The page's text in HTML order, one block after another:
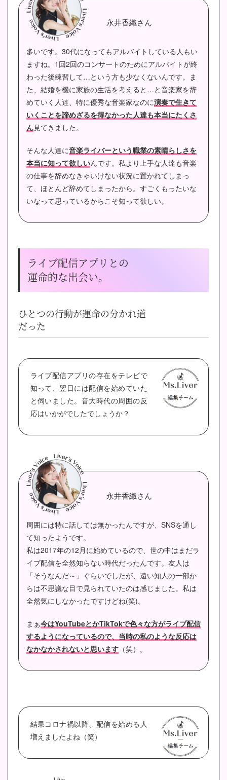
永井香織さん
多いです。30代になってもアルバイトしている人もい
ますね。1回2回のコンサートのためにアルバイトが終
わった後練習して…という方も少なくないんです。ま
た、結婚を機に家族の生活を考えると…と音楽家を辞
めていく人達、特に優秀な音楽家なのに演奏で生きて
いくことを諦めざるを得なかった人達も本当にたくさ
ん見てきました。
そんな人達に音楽ライバーという職業の素晴らしさを
本当に知って欲しいんです。 私より上手な人達も音楽
の仕事を辞めなきゃいけない状況に置かれてしまっ
て、ほとんど辞めてしまったから。すごくもったいな
いなって思っているからこそ知って欲しい。
ライブ配信アプリとの
運命的な出会い。
ひとつの行動が運命の分かれ道
だった
ライブ配信アプリの存在をテレビで
知って、翌日には配信を始めていた
と伺いました。 音大時代の周囲の反
応はいかがでしたでしょうか？
永井香織さん
周囲には特に話しては無かったんですが、SNSを通し
て知ったようです。
私は2017年の12月に始めているので、世の中はまだラ
イブ配信を全然知らない時代だったんです。友人は
「そうなんだ～」ぐらいでしたが、遠い知人の一部か
らは不思議な目で見られていたのは感じました。私は
全然気にしなかったですけどね(笑)。
まぁ今はYouTubeとかTikTokで色々な方がライブ配信
するようになっているので、当時の私のような反応は
なかなかされないと思います （笑）。
結果コロナ禍以降、配信を始める人
増えましたよね（笑）